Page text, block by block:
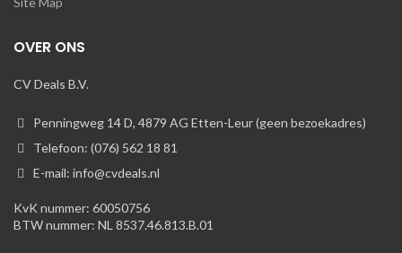
OVER ONS
CV Deals B.V.
Penningweg 14 D, 4879 AG Etten-Leur (geen bezoekadres)
Telefoon: (076) 562 18 81
E-mail: info@cvdeals.nl
KvK nummer: 60050756
BTW nummer: NL 8537.46.813.B.01